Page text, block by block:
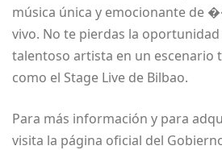
música única y emocionante de
vivo. No te pierdas la
talentoso artista en un escenario
como el Stage Live de Bilbao.
Para más información y para
visita la página oficial del